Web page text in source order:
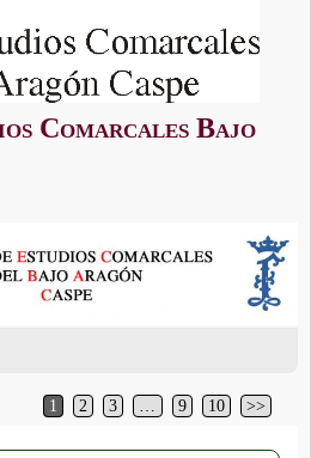
Comarcales Bajo
1 2 3 … 9 10 >>